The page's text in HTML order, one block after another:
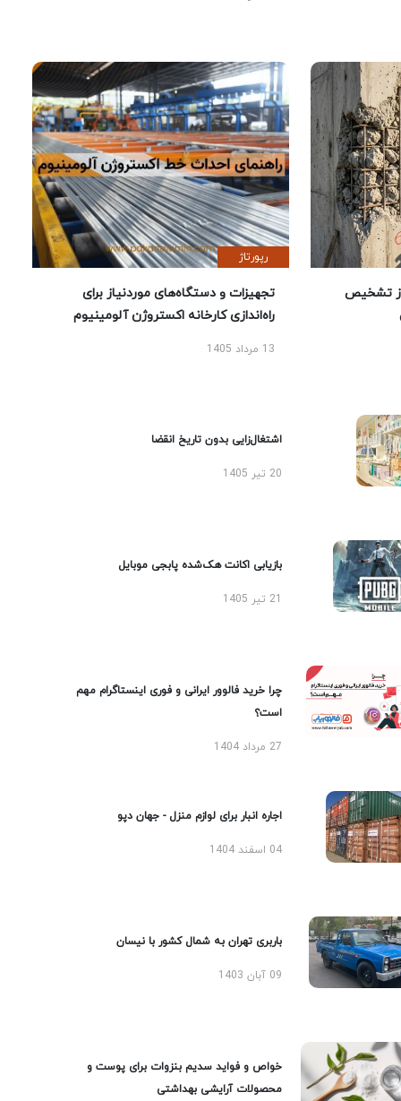
تشخیص
رپورتاژ
تجهیزات و دستگاه‌های موردنیاز برای
راه‌اندازی کارخانه اکستروژن آلومینیوم
13 مرداد 1405
اشتغال‌زایی بدون تاریخ انقضا
20 تیر 1405
بازیابی اکانت هک‌شده پابجی موبایل
چرا خرید فالوور ایرانی و فوری اینستاگرام مهم
است؟
27 مرداد 1404
اجاره انبار برای لوازم منزل - جهان دپو
04 اسفند 1404
باربری تهران به شمال کشور با نیسان
09 آبان 1403
خواص و فواید سدیم بنزوات برای پوست و
محصولات آرایشی بهداشتی